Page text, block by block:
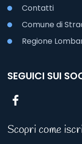
Contatti
Comune di
Regione
SEGUICI SUI
Scopri come